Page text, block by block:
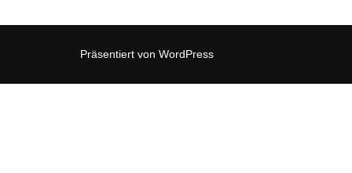
Präsentiert von WordPress